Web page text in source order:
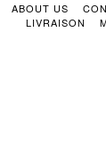
ABOUT US
LIVRAISON